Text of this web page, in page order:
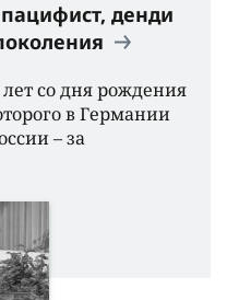
денди
со дня рождения
в Германии
– за